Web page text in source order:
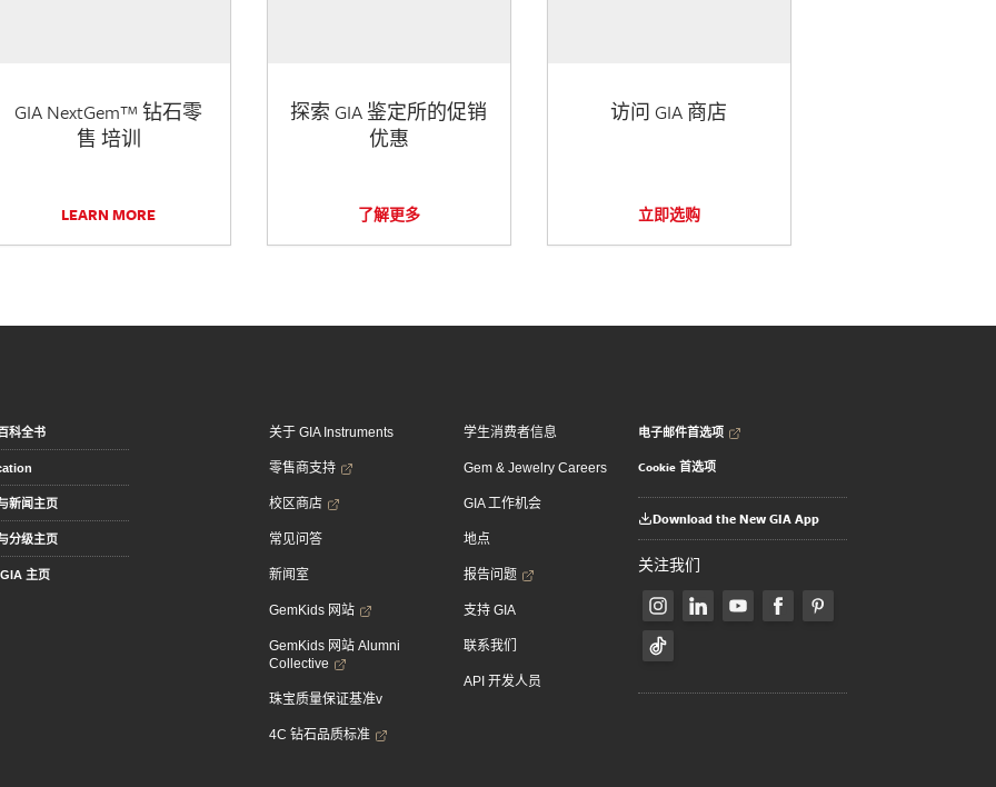
GIA NextGem™ 钻石零
售 培训
LEARN MORE
探索 GIA 鉴定所的促销
优惠
了解更多
访问 GIA 商店
立即选购
科全书
新闻主页
分级主页
主页
关于 GIA Instruments
零售商支持
校区商店
常见问答
新闻室
GemKids 网站
GemKids 网站 Alumni
Collective
珠宝质量保证基准v
4C 钻石品质标准
学生消费者信息
Gem & Jewelry Careers
GIA 工作机会
地点
报告问题
支持 GIA
联系我们
API 开发人员
电子邮件首选项
Cookie 首选项
Download the New GIA App
关注我们